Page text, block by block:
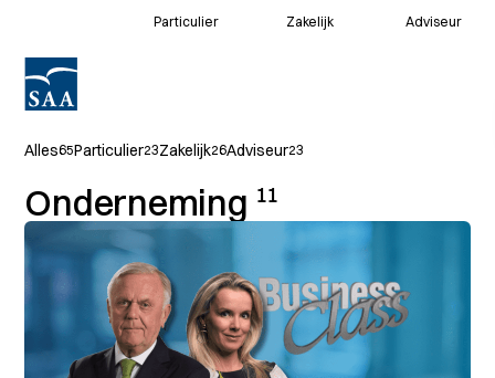
Particulier Zakelijk Adviseur
Voor adviseurs
Alles65Particulier23Zakelijk26Adviseur23
Onderneming 11